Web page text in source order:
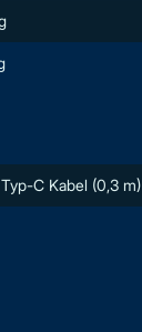
C Kabel (0,3 m)